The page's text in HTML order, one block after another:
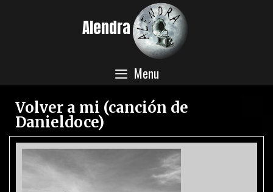
Alendra
Menu
Volver a mi (canción de
Danieldoce)